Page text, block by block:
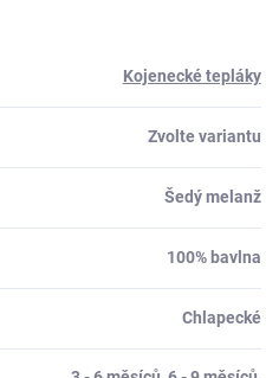
Kojenecké tepláky
Zvolte variantu
Šedý melanž
100% bavlna
Chlapecké